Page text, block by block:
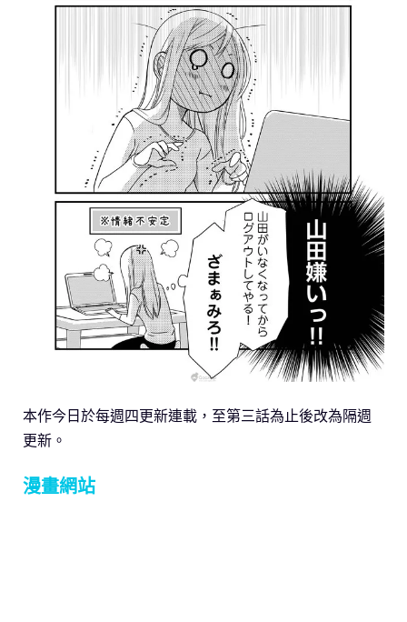
本作今日於每週四更新連載，至第三話為止後改為隔週
更新。
漫畫網站